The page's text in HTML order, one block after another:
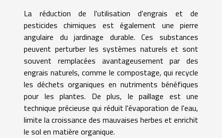
La réduction de l'utilisation d'engrais et de
pesticides chimiques est également une pierre
angulaire du jardinage durable. Ces substances
peuvent perturber les systèmes naturels et sont
souvent remplacées avantageusement par des
engrais naturels, comme le compostage, qui recycle
les déchets organiques en nutriments bénéfiques
pour les plantes. De plus, le paillage est une
technique précieuse qui réduit l'évaporation de l'eau,
limite la croissance des mauvaises herbes et enrichit
le sol en matière organique.